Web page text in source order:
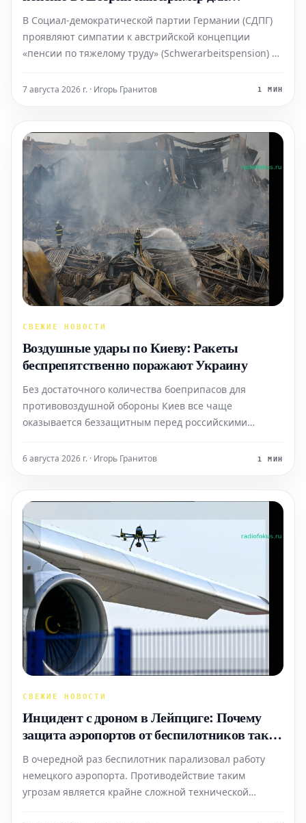
Германии
В Социал-демократической партии Германии (СДПГ)
проявляют симпатии к австрийской концепции
«пенсии по тяжелому труду» (Schwerarbeitspension) в
пенсию в 63 года. Этот подход вызывает интерес как
7 августа 2026 г. · Игорь Гранитов 1 МИН
СВЕЖИЕ НОВОСТИ
Воздушные удары по Киеву: Ракеты
беспрепятственно поражают Украину
Без достаточного количества боеприпасов для
противовоздушной обороны Киев все чаще
оказывается беззащитным перед российскими
приводит к неуклонному росту числа человеческих
6 августа 2026 г. · Игорь Гранитов 1 МИН
СВЕЖИЕ НОВОСТИ
Инцидент с дроном в Лейпциге: Почему
защита аэропортов от беспилотников так
сложна?
В очередной раз беспилотник парализовал работу
немецкого аэропорта. Противодействие таким
угрозам является крайне сложной технической